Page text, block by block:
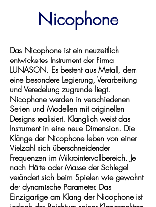
Nicophone
Das Nicophone ist ein neuzeitlich
entwickeltes Instrument der Firma
LUNASON. Es besteht aus Metall, dem
eine besondere Legierung, Verarbeitung
und Veredelung zugrunde liegt.
Nicophone werden in verschiedenen
Serien und Modellen mit originellen
Designs realisiert. Klanglich weist das
Instrument in eine neue Dimension. Die
Klänge der Nicophone leben von einer
Vielzahl sich überschneidender
Frequenzen im Mikrointervallbereich. Je
nach Härte oder Masse der Schlegel
verändert sich beim Spielen wie gewohnt
der dynamische Parameter. Das
Einzigartige am Klang der Nicophone ist